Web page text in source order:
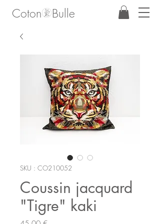
Coton Bulle
SKU : CO210052
Coussin jacquard
"Tigre" kaki